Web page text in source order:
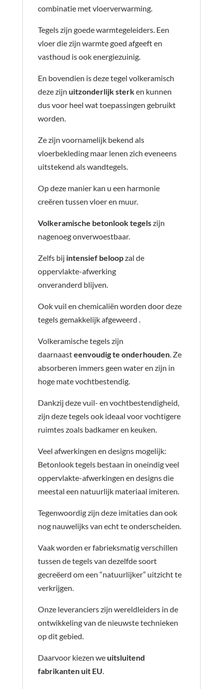
combinatie met vloerverwarming.
Tegels zijn goede warmtegeleiders. Een
vloer die zijn warmte goed afgeeft en
vasthoud is ook energiezuinig.
En bovendien is deze tegel volkeramisch
deze zijn uitzonderlijk sterken kunnen
dus voor heel wat toepassingen gebruikt
worden.
Ze zijn voornamelijk bekend als
vloerbekleding maar lenen zich eveneens
uitstekend als wandtegels.
Op deze manier kan u een harmonie
creëren tussen vloer en muur.
Volkeramische betonlook tegelszijn
nagenoeg onverwoestbaar.
Zelfs bij intensief beloopzal de
oppervlakte-afwerking
onveranderd blijven.
Ook vuil en chemicaliën worden door deze
tegels gemakkelijk afgeweerd .
Volkeramische tegels zijn
daarnaasteenvoudig te onderhouden. Ze
absorberen immers geen water en zijn in
hoge mate vochtbestendig.
Dankzij deze vuil- en vochtbestendigheid,
zijn deze tegels ook ideaal voor vochtigere
ruimtes zoals badkamer en keuken.
Veel afwerkingen en designs mogelijk:
Betonlook tegels bestaan in oneindig veel
oppervlakte-afwerkingen en designs die
meestal een natuurlijk materiaal imiteren.
Tegenwoordig zijn deze imitaties dan ook
nog nauwelijks van echt te onderscheiden.
Vaak worden er fabrieksmatig verschillen
tussen de tegels van dezelfde soort
gecreëerd om een “natuurlijker” uitzicht te
verkrijgen.
Onze leveranciers zijn wereldleiders in de
ontwikkeling van de nieuwste technieken
op dit gebied.
Daarvoor kiezen we uitsluitend
fabrikanten uit EU.